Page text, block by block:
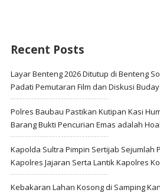
Recent Posts
Layar Benteng 2026 Ditutup di Benteng
Padati Pemutaran Film dan Diskusi
Polres Baubau Pastikan Kutipan Kasi
Barang Bukti Pencurian Emas adalah
Kapolda Sultra Pimpin Sertijab Sejumlah
Kapolres Jajaran Serta Lantik Kapolres
Kebakaran Lahan Kosong di Samping